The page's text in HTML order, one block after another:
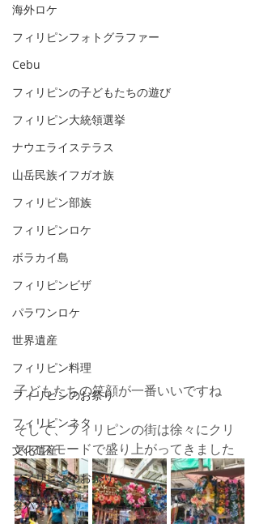
海外ロケ
フィリピンフォトグラファー
Cebu
フィリピンの子どもたちの遊び
フィリピン大統領選挙
ナウエライステラス
山岳民族イフガオ族
フィリピン部族
フィリピンロケ
ボラカイ島
フィリピンビザ
パラワンロケ
世界遺産
フィリピン料理
フィリピンのお祭り
フィリピンネタ
文化遺産
フィリピンのお祭り
ダバオ
子どもたちの笑顔が一番いいですね
そして、フィリピンの街は徐々にクリ
スマスモードで盛り上がってきました